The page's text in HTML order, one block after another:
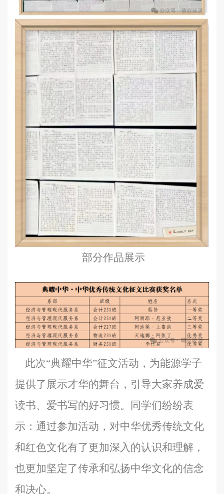
部分作品展示
此次“典耀中华”征文活动，为能源学子
提供了展示才华的舞台，引导大家养成爱
读书、爱书写的好习惯。同学们纷纷表
示：通过参加活动，对中华优秀传统文化
和红色文化有了更加深入的认识和理解，
也更加坚定了传承和弘扬中华文化的信念
和决心。